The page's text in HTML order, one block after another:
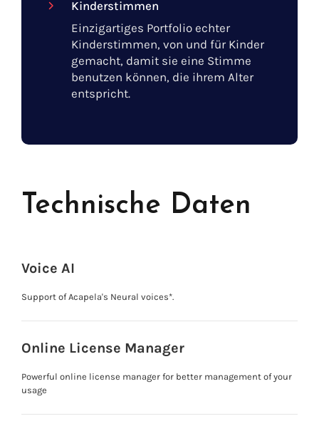
Kinderstimmen
Einzigartiges Portfolio echter
Kinderstimmen, von und für Kinder
gemacht, damit sie eine Stimme
benutzen können, die ihrem Alter
entspricht.
Technische Daten
Voice AI
Support of Acapela's Neural voices*.
Online License Manager
Powerful online license manager for better management of your
usage